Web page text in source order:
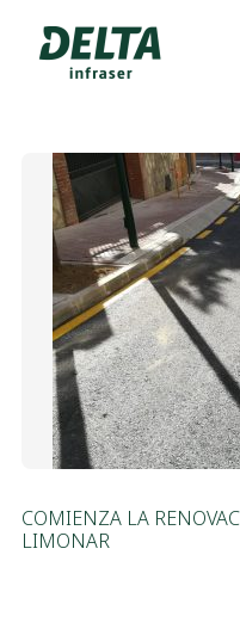
COMIENZA LA
LIMONAR